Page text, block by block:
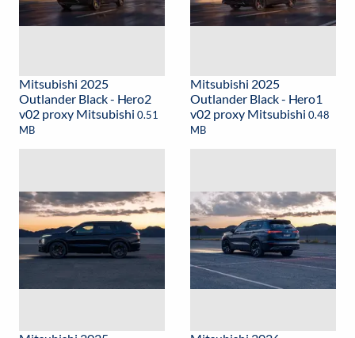
Mitsubishi 2025
Outlander Black - Hero2
v02 proxy Mitsubishi 0.51
MB
Mitsubishi 2025
Outlander Black - Hero1
v02 proxy Mitsubishi 0.48
MB